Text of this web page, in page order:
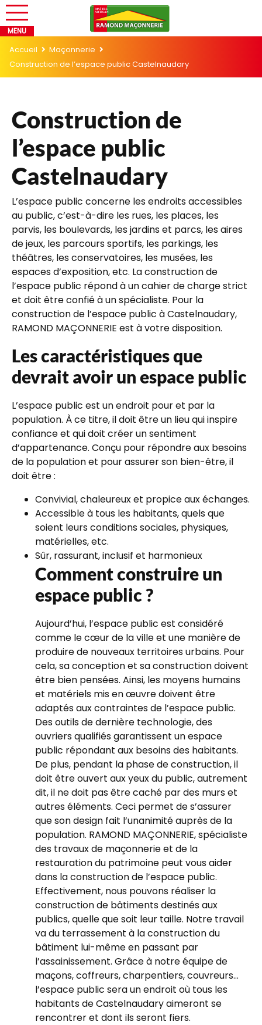
Accueil
Maçonnerie
Construction de l’espace public Castelnaudary
Construction de
l’espace public
Castelnaudary
L’espace public concerne les endroits accessibles
au public, c’est-à-dire les rues, les places, les
parvis, les boulevards, les jardins et parcs, les aires
de jeux, les parcours sportifs, les parkings, les
théâtres, les conservatoires, les musées, les
espaces d’exposition, etc. La construction de
l’espace public répond à un cahier de charge strict
et doit être confié à un spécialiste. Pour la
construction de l’espace public à Castelnaudary,
RAMOND MAÇONNERIE est à votre disposition.
Les caractéristiques que
devrait avoir un espace public
L’espace public est un endroit pour et par la
population. À ce titre, il doit être un lieu qui inspire
confiance et qui doit créer un sentiment
d’appartenance. Conçu pour répondre aux besoins
de la population et pour assurer son bien-être, il
doit être :
Convivial, chaleureux et propice aux échanges.
Accessible à tous les habitants, quels que
soient leurs conditions sociales, physiques,
matérielles, etc.
Sûr, rassurant, inclusif et harmonieux
Comment construire un
espace public ?
Aujourd’hui, l’espace public est considéré
comme le cœur de la ville et une manière de
produire de nouveaux territoires urbains. Pour
cela, sa conception et sa construction doivent
être bien pensées. Ainsi, les moyens humains
et matériels mis en œuvre doivent être
adaptés aux contraintes de l’espace public.
Des outils de dernière technologie, des
ouvriers qualifiés garantissent un espace
public répondant aux besoins des habitants.
De plus, pendant la phase de construction, il
doit être ouvert aux yeux du public, autrement
dit, il ne doit pas être caché par des murs et
autres éléments. Ceci permet de s’assurer
que son design fait l’unanimité auprès de la
population. RAMOND MAÇONNERIE, spécialiste
des travaux de maçonnerie et de la
restauration du patrimoine peut vous aider
dans la construction de l’espace public.
Effectivement, nous pouvons réaliser la
construction de bâtiments destinés aux
publics, quelle que soit leur taille. Notre travail
va du terrassement à la construction du
bâtiment lui-même en passant par
l’assainissement. Grâce à notre équipe de
maçons, coffreurs, charpentiers, couvreurs...
l’espace public sera un endroit où tous les
habitants de Castelnaudary aimeront se
rencontrer et dont ils seront fiers.